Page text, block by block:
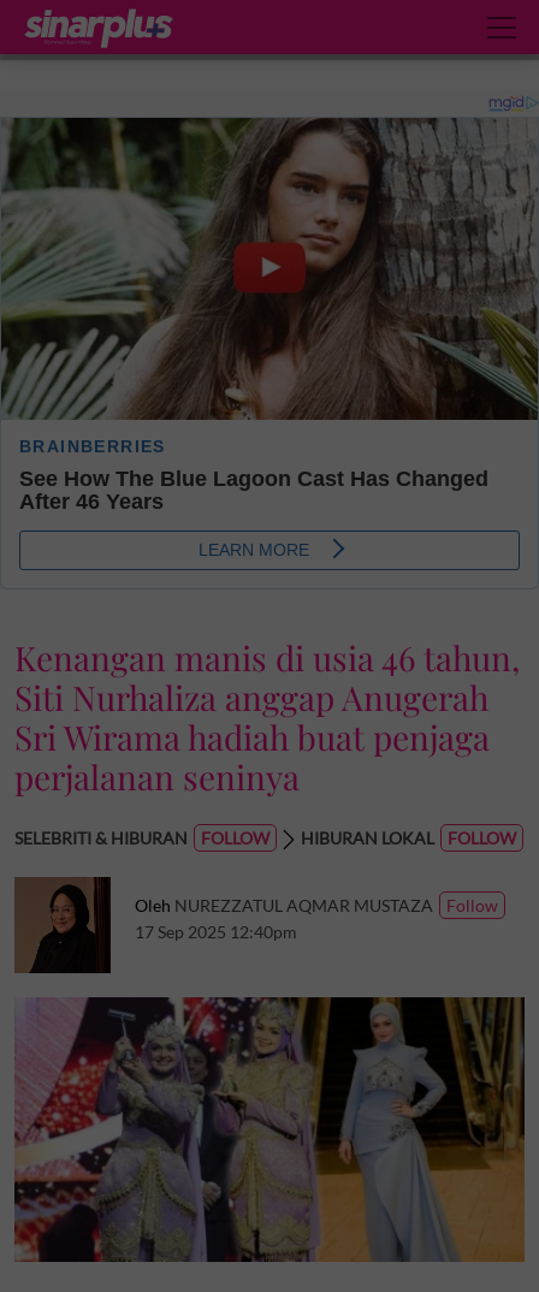
Kenangan manis di usia 46 tahun,
Siti Nurhaliza anggap Anugerah
Sri Wirama hadiah buat penjaga
perjalanan seninya
SELEBRITI & HIBURAN HIBURAN LOKAL
Oleh NUREZZATUL AQMAR MUSTAZA
17 Sep 2025 12:40pm